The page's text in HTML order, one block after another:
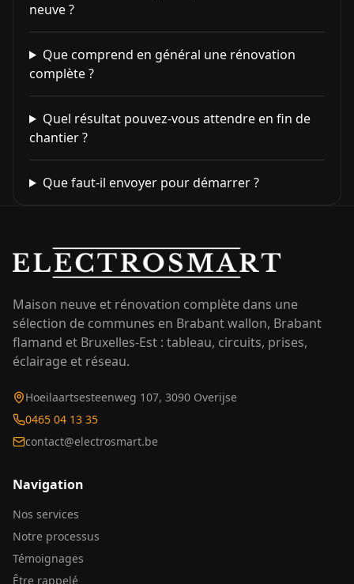
neuve ?
Que comprend en général une rénovation
complète ?
Quel résultat pouvez-vous attendre en fin de
chantier ?
Que faut-il envoyer pour démarrer ?
Maison neuve et rénovation complète dans une
sélection de communes en Brabant wallon, Brabant
flamand et Bruxelles-Est : tableau, circuits, prises,
éclairage et réseau.
Hoeilaartsesteenweg 107, 3090 Overijse
0465 04 13 35
contact@electrosmart.be
Navigation
Nos services
Notre processus
Témoignages
Être rappelé